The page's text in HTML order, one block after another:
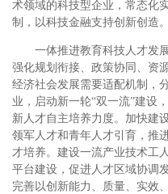
术领域的科技型企业，常态化
制，以科技金融支持创新创造。
一体推进教育科技人才发
强化规划衔接、政策协同、资
经济社会发展需要适配机制，
业，启动新一轮“双一流”建设
新人才自主培养力度。加快建
领军人才和青年人才引育，推
才培养。建设一流产业技术工
平台建设，促进人才区域协调
完善以创新能力、质量、实效